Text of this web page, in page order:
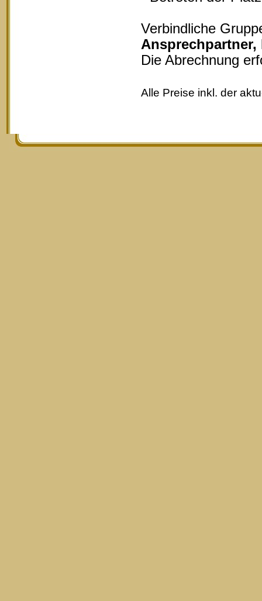
Verbindliche
Die Abrechnung
Alle Preise inkl. der